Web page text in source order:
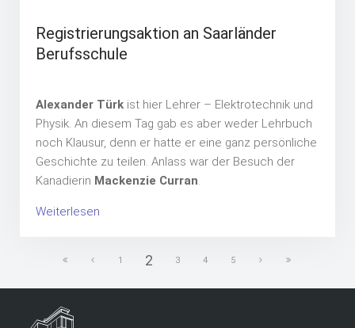
Registrierungsaktion an Saarländer
Berufsschule
Alexander Türk ist hier Lehrer – Elektrotechnik und
Physik. An diesem Tag gab es aber weder Lehrbuch
noch Klausur, denn er hatte er eine ganz persönliche
Geschichte zu teilen. Anlass war der Besuch der
Kanadierin Mackenzie Curran.
Weiterlesen
1 2 3 4 5